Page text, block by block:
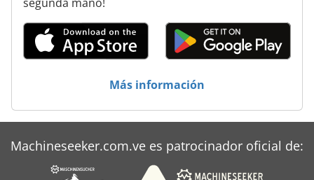
Torre De Secado
Más información
Machineseeker.com.ve es patrocinador oficial de: